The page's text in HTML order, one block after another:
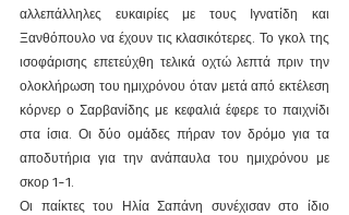
αλλεπάλληλες ευκαιρίες με τους Ιγνατίδη και
Ξανθόπουλο να έχουν τις κλασικότερες. Το γκολ της
ισοφάρισης επετεύχθη τελικά οχτώ λεπτά πριν την
ολοκλήρωση του ημιχρόνου όταν μετά από εκτέλεση
κόρνερ ο Σαρβανίδης με κεφαλιά έφερε το παιχνίδι
στα ίσια. Οι δύο ομάδες πήραν τον δρόμο για τα
αποδυτήρια για την ανάπαυλα του ημιχρόνου με
σκορ 1-1.
Οι παίκτες του Ηλία Σαπάνη συνέχισαν στο ίδιο